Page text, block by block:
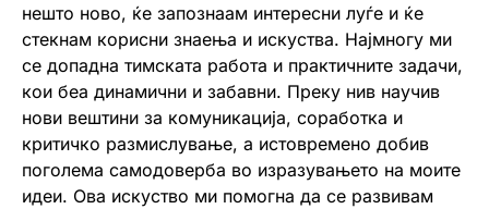
нешто ново, ќе запознаам интересни луѓе и ќе
стекнам корисни знаења и искуства. Најмногу ми
се допадна тимската работа и практичните задачи,
кои беа динамични и забавни. Преку нив научив
нови вештини за комуникација, соработка и
критичко размислување, а истовремено добив
поголема самодоверба во изразувањето на моите
идеи. Ова искуство ми помогна да се развивам